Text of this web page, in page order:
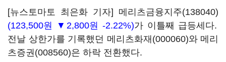
[뉴스토마토 최은화 기자] 메리츠금융지주(138040)
(123,500원 ▼2,800원 -2.22%)가 이틀째 급등세다.
전날 상한가를 기록했던 메리츠화재(000060)와 메리
츠증권(008560)은 하락 전환했다.